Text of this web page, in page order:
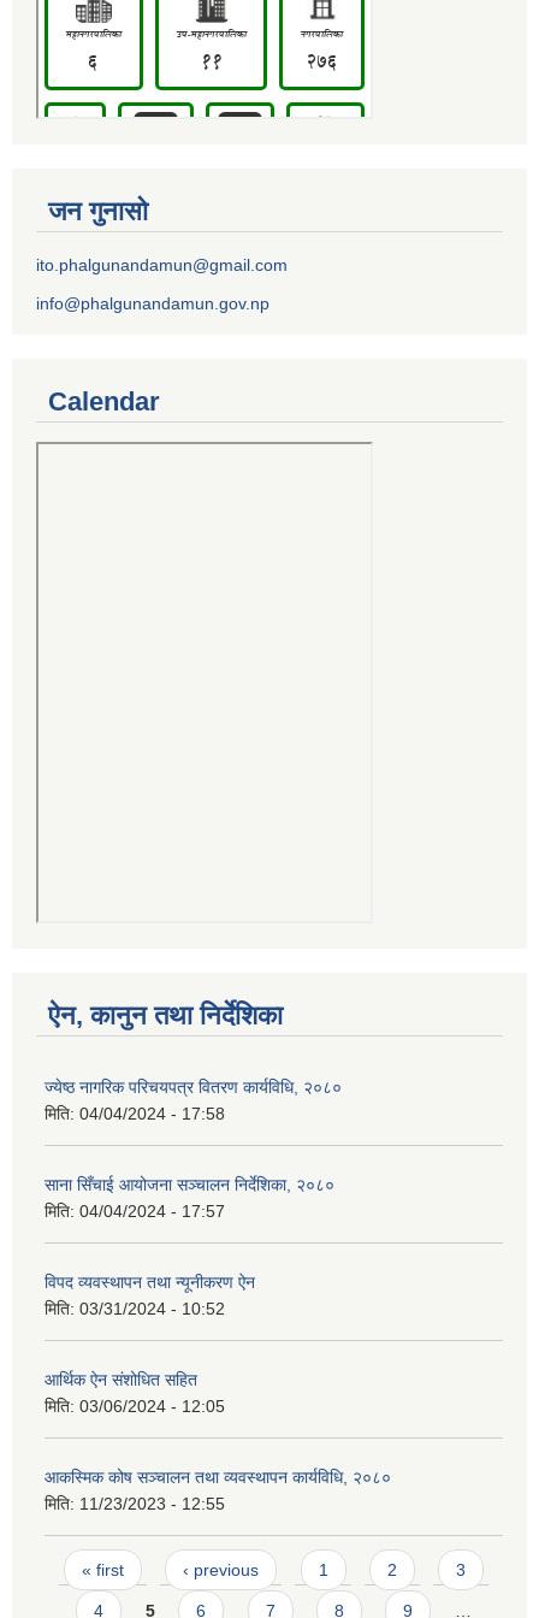
जन गुनासो
ito.phalgunandamun@gmail.com
info@phalgunandamun.gov.np
Calendar
ऐन, कानुन तथा निर्देशिका
ज्येष्ठ नागरिक परिचयपत्र वितरण कार्यविधि, २०८०
मिति: 04/04/2024 - 17:58
साना सिँचाई आयोजना सञ्चालन निर्देशिका, २०८०
मिति: 04/04/2024 - 17:57
विपद व्यवस्थापन तथा न्यूनीकरण ऐन
मिति: 03/31/2024 - 10:52
आर्थिक ऐन संशोधित सहित
मिति: 03/06/2024 - 12:05
आकस्मिक कोष सञ्चालन तथा व्यवस्थापन कार्यविधि, २०८०
मिति: 11/23/2023 - 12:55
Pages
« first ‹ previous 1 2 3
4 5 6 7 8 9